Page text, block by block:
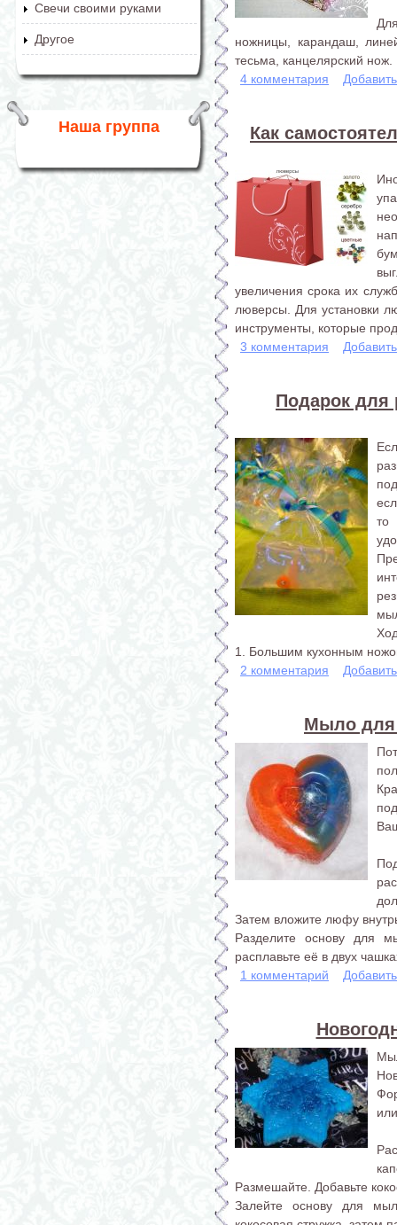
Свечи своими руками
Другое
Наша группа
ножницы, карандаш,
тесьма, канцелярский
4 комментария
Как
увеличения срока их
люверсы. Для установки
инструменты, которые
3 комментария
Подарок для
то
1. Большим кухонным
2 комментария
Мыло
Затем вложите люфу
Разделите основу для
расплавьте её в двух
1 комментарий
Размешайте. Добавьте
Залейте основу для